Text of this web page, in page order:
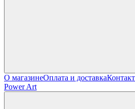
О магазинеОплата и доставка
Power Art